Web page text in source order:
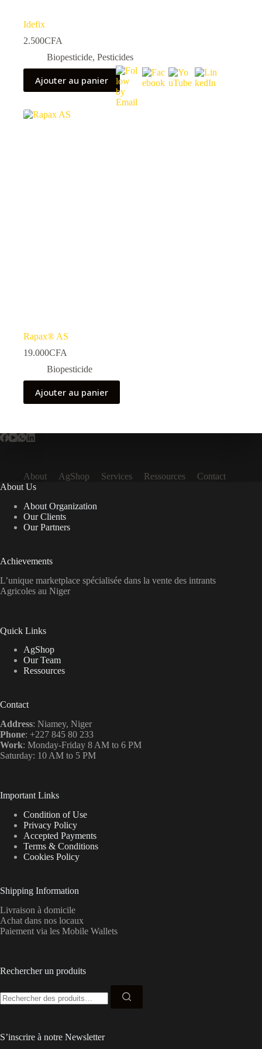
Idefix
2.500CFA
Biopesticide, Pesticides
Ajouter au panier
Rapax® AS
19.000CFA
Biopesticide
Ajouter au panier
About AgShop Services Ressources
Contact
About Us
About Organization
Our Clients
Our Partners
Achievements
L’unique marketplace spécialisée dans la vente des intrants
Agricoles au Niger
Quick Links
AgShop
Our Team
Ressources
Contact
Address: Niamey, Niger
Phone: +227 845 80 233
Work: Monday-Friday 8 AM to 6 PM
Saturday: 10 AM to 5 PM
Important Links
Condition of Use
Privacy Policy
Accepted Payments
Terms & Conditions
Cookies Policy
Shipping Information
Livraison à domicile
Achat dans nos locaux
Paiement via les Mobile Wallets
Rechercher un produits
pour :
S’inscrire à notre Newsletter